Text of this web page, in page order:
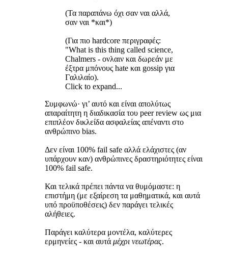
(Τα παραπάνω όχι σαν ναι αλλά,
σαν ναι *και*)
(Για πιο hardcore περιγραφές:
"What is this thing called science,
Chalmers - ονλαιν και δωρεάν με
έξτρα μπόνους hate και gossip για
Γαλιλαίο).
Click to expand...
Συμφωνώ· γι’ αυτό και είναι απολύτως
απαραίτητη η διαδικασία του peer review ως μια
επιπλέον δικλείδα ασφαλείας απέναντι στο
ανθρώπινο bias.
Δεν είναι 100% fail safe αλλά ελάχιστες (αν
υπάρχουν καν) ανθρώπινες δραστηριότητες είναι
100% fail safe.
Και τελικά πρέπει πάντα να θυμόμαστε: η
επιστήμη (με εξαίρεση τα μαθηματικά, και αυτά
υπό προϋποθέσεις) δεν παράγει τελικές
αλήθειες.
Παράγει καλύτερα μοντέλα, καλύτερες
ερμηνείες - και αυτά μέχρι νεωτέρας.